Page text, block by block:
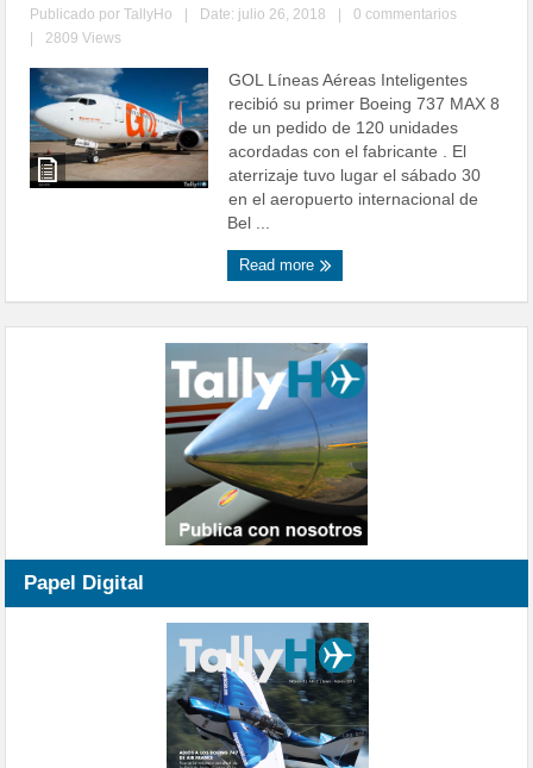
Publicado porTallyHo Date: julio 26, 2018
0 commentarios
2809 Views
GOL Líneas Aéreas Inteligentes
recibió su primer Boeing 737 MAX 8
de un pedido de 120 unidades
acordadas con el fabricante . El
aterrizaje tuvo lugar el sábado 30
en el aeropuerto internacional de
Bel ...
Read more
Papel Digital